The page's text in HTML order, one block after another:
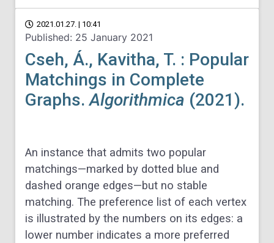
2021.01.27. | 10:41
Published: 25 January 2021
Cseh, Á., Kavitha, T. : Popular
Matchings in Complete
Graphs.Algorithmica (2021).
An instance that admits two popular
matchings—marked by dotted blue and
dashed orange edges—but no stable
matching. The preference list of each vertex
is illustrated by the numbers on its edges: a
lower number indicates a more preferred